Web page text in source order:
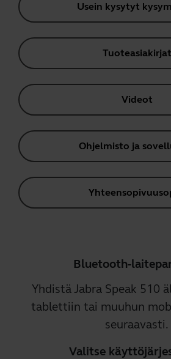
Usein kysytyt
Tuoteasiakirjat
Videot
Ohjelmisto ja
Bluetooth-
Yhdistä Jabra Speak 510
tablettiin tai muuhun
seuraavasti.
Valitse